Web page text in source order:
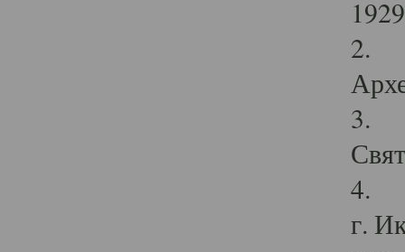
2.
3.
4.
г.